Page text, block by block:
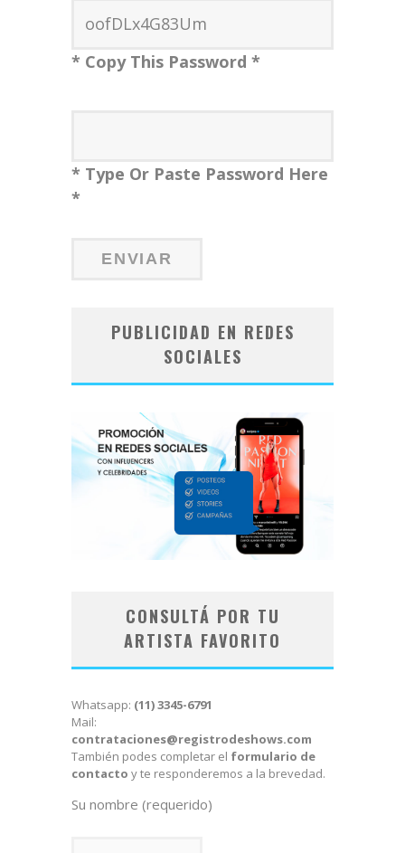
* Copy This Password *
* Type Or Paste Password Here
*
PUBLICIDAD EN REDES
SOCIALES
CONSULTÁ POR TU
ARTISTA FAVORITO
Whatsapp: (11) 3345-6791
Mail:
contrataciones@registrodeshows.com
También podes completar el formulario de
contacto y te responderemos a la brevedad.
Su nombre (requerido)